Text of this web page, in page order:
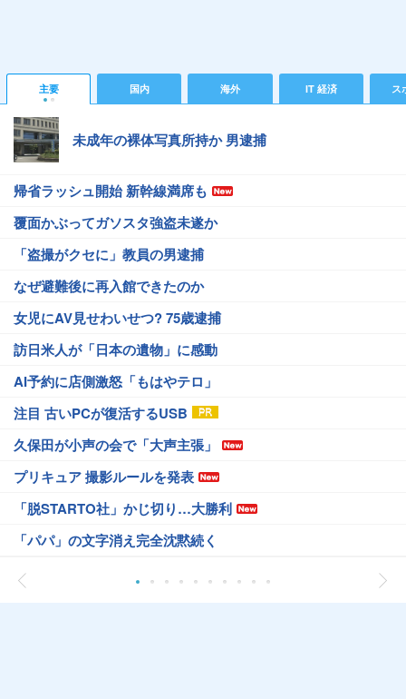
主要 国内 海外 IT 経済 ス
未成年の裸体写真所持か 男逮捕
帰省ラッシュ開始 新幹線満席も
覆面かぶってガソスタ強盗未遂か
「盗撮がクセに」教員の男逮捕
なぜ避難後に再入館できたのか
女児にAV見せわいせつ? 75歳逮捕
訪日米人が「日本の遺物」に感動
AI予約に店側激怒「もはやテロ」
注目 古いPCが復活するUSB
久保田が小声の会で「大声主張」
プリキュア 撮影ルールを発表
「脱STARTO社」かじ切り…大勝利
「パパ」の文字消え完全沈黙続く